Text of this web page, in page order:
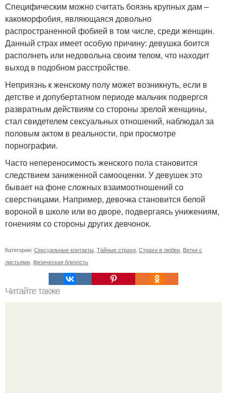
Специфическим можно считать боязнь крупных дам –
какоморфобия, являющаяся довольно
распространенной фобией в том числе, среди женщин.
Данный страх имеет особую причину: девушка боится
располнеть или недовольна своим телом, что находит
выход в подобном расстройстве.
Неприязнь к женскому полу может возникнуть, если в
детстве и допубертатном периоде мальчик подвергся
развратным действиям со стороны зрелой женщины,
стал свидетелем сексуальных отношений, наблюдал за
половым актом в реальности, при просмотре
порнографии.
Часто непереносимость женского пола становится
следствием заниженной самооценки. У девушек это
бывает на фоне сложных взаимоотношений со
сверстницами. Например, девочка становится белой
вороной в школе или во дворе, подвергаясь унижениям,
гонениям со стороны других девчонок.
Категории: Сексуальные контакты, Тайные страхи, Страхи в любви, Ветки с
листьями, Физическая близость
Читайте также